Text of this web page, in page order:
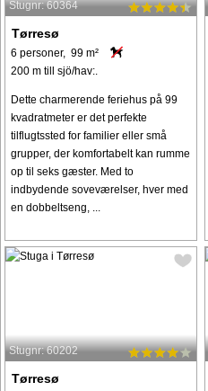
Stugnr: 60364
Tørresø
6 personer, 99 m²
200 m till sjö/hav:.
Dette charmerende feriehus på 99
kvadratmeter er det perfekte
tilflugtssted for familier eller små
grupper, der komfortabelt kan rumme
op til seks gæster. Med to
indbydende soveværelser, hver med
en dobbeltseng, ...
Stugnr: 60202
Tørresø